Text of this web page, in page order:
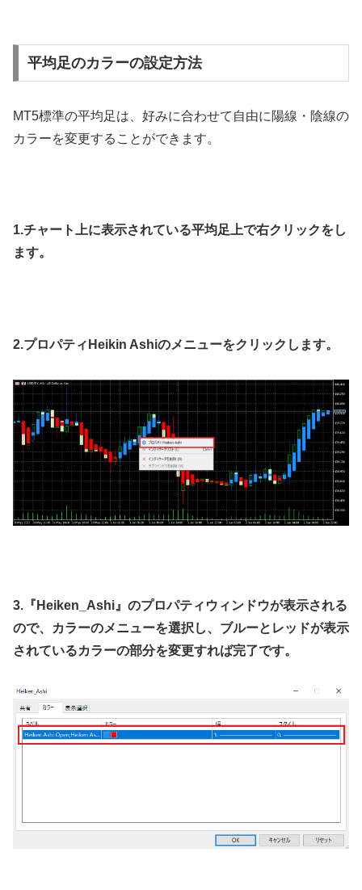
平均足のカラーの設定方法
MT5標準の平均足は、好みに合わせて自由に陽線・陰線の
カラーを変更することができます。
1.チャート上に表示されている平均足上で右クリックをし
ます。
2.プロパティHeikin Ashiのメニューをクリックします。
3.『Heiken_Ashi』のプロパティウィンドウが表示される
ので、カラーのメニューを選択し、ブルーとレッドが表示
されているカラーの部分を変更すれば完了です。